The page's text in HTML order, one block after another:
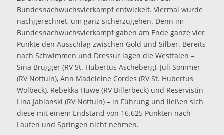
Bundesnachwuchsvierkampf entwickelt. Viermal wurde
nachgerechnet, um ganz sicherzugehen. Denn im
Bundesnachwuchsvierkampf gaben am Ende ganze vier
Punkte den Ausschlag zwischen Gold und Silber. Bereits
nach Schwimmen und Dressur lagen die Westfalen –
Sina Brügger (RV St. Hubertus Ascheberg), Juli Sommer
(RV Nottuln), Ann Madeleine Cordes (RV St. Hubertus
Wolbeck), Rebekka Hüwe (RV Billerbeck) und Reservistin
Lina Jablonski (RV Nottuln) – in Führung und ließen sich
diese mit einem Endstand von 16.625 Punkten nach
Laufen und Springen nicht nehmen.